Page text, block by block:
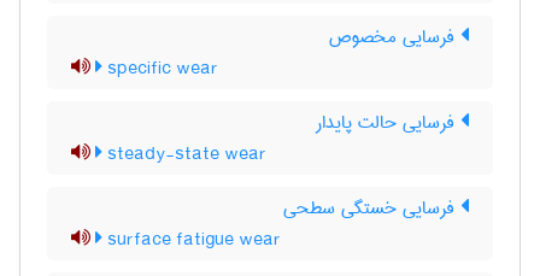
فرسایی مخصوص
specific wear
فرسایی حالت پایدار
steady-state wear
فرسایی خستگی سطحی
surface fatigue wear